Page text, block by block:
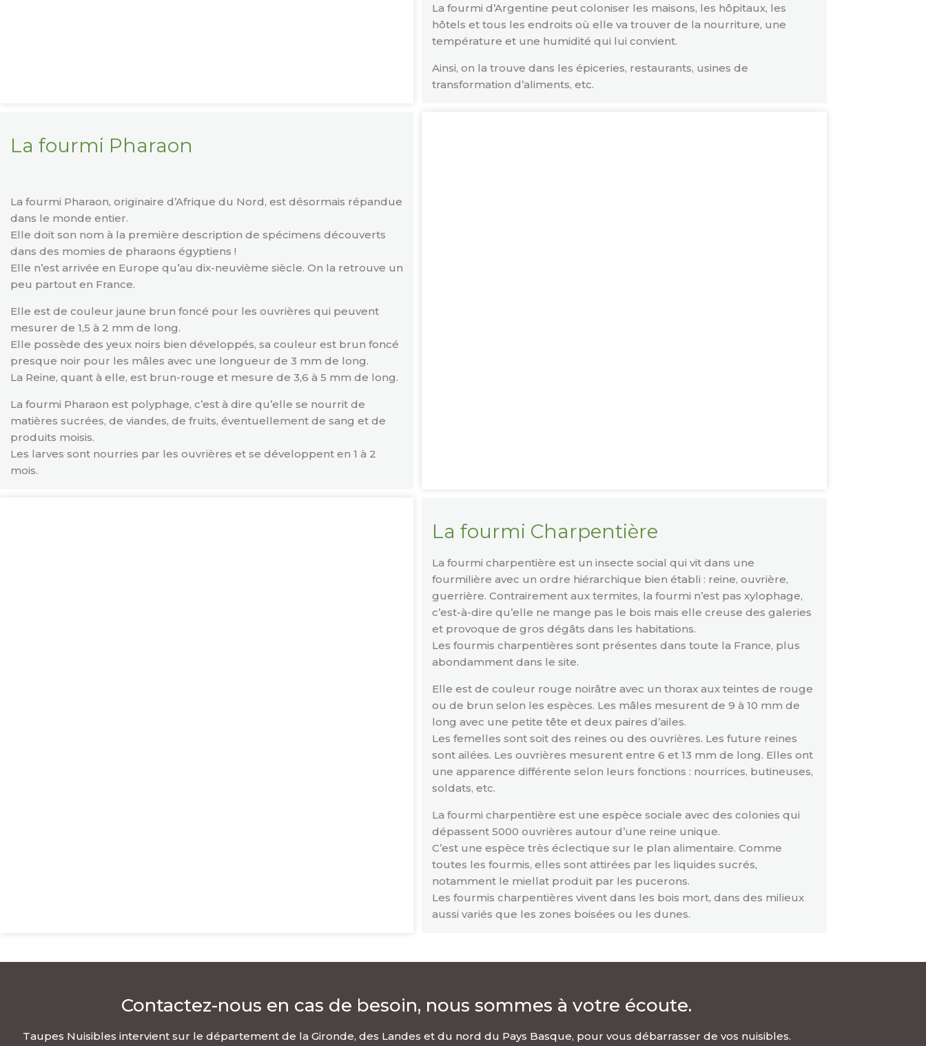
La fourmi d’Argentine peut coloniser les maisons, les hôpitaux, les
hôtels et tous les endroits où elle va trouver de la nourriture, une
température et une humidité qui lui convient.
Ainsi, on la trouve dans les épiceries, restaurants, usines de
transformation d’aliments, etc.
La fourmi Pharaon
La fourmi Pharaon, originaire d’Afrique du Nord, est désormais répandue
dans le monde entier.
Elle doit son nom à la première description de spécimens découverts
dans des momies de pharaons égyptiens !
Elle n’est arrivée en Europe qu’au dix-neuvième siècle. On la retrouve un
peu partout en France.
Elle est de couleur jaune brun foncé pour les ouvrières qui peuvent
mesurer de 1,5 à 2 mm de long.
Elle possède des yeux noirs bien développés, sa couleur est brun foncé
presque noir pour les mâles avec une longueur de 3 mm de long.
La Reine, quant à elle, est brun-rouge et mesure de 3,6 à 5 mm de long.
La fourmi Pharaon est polyphage, c’est à dire qu’elle se nourrit de
matières sucrées, de viandes, de fruits, éventuellement de sang et de
produits moisis.
Les larves sont nourries par les ouvrières et se développent en 1 à 2
mois.
La fourmi Charpentière
La fourmi charpentière est un insecte social qui vit dans une
fourmilière avec un ordre hiérarchique bien établi : reine, ouvrière,
guerrière. Contrairement aux termites, la fourmi n’est pas xylophage,
c’est-à-dire qu’elle ne mange pas le bois mais elle creuse des galeries
et provoque de gros dégâts dans les habitations.
Les fourmis charpentières sont présentes dans toute la France, plus
abondamment dans le site.
Elle est de couleur rouge noirâtre avec un thorax aux teintes de rouge
ou de brun selon les espèces. Les mâles mesurent de 9 à 10 mm de
long avec une petite tête et deux paires d’ailes.
Les femelles sont soit des reines ou des ouvrières. Les future reines
sont ailées. Les ouvrières mesurent entre 6 et 13 mm de long. Elles ont
une apparence différente selon leurs fonctions : nourrices, butineuses,
soldats, etc.
La fourmi charpentière est une espèce sociale avec des colonies qui
dépassent 5000 ouvrières autour d’une reine unique.
C’est une espèce très éclectique sur le plan alimentaire. Comme
toutes les fourmis, elles sont attirées par les liquides sucrés,
notamment le miellat produit par les pucerons.
Les fourmis charpentières vivent dans les bois mort, dans des milieux
aussi variés que les zones boisées ou les dunes.
Contactez-nous en cas de besoin, nous sommes à votre écoute.
Taupes Nuisibles intervient sur le département de la Gironde, des Landes et du nord du Pays Basque, pour vous débarrasser de vos nuisibles.